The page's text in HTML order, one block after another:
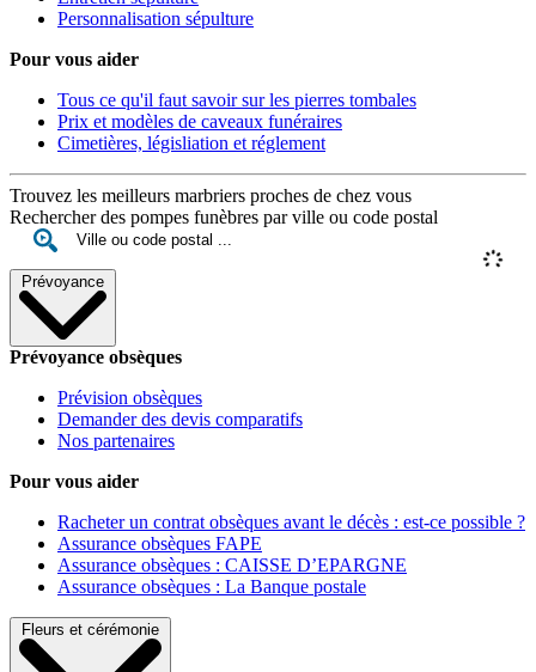
Personnalisation sépulture
Pour vous aider
Tous ce qu'il faut savoir sur les pierres tombales
Prix et modèles de caveaux funéraires
Cimetières, législiation et réglement
Trouvez les meilleurs marbriers proches de chez vous
Rechercher des pompes funèbres par ville ou code postal
Prévoyance
Prévoyance obsèques
Prévision obsèques
Demander des devis comparatifs
Nos partenaires
Pour vous aider
Racheter un contrat obsèques avant le décès : est-ce possible ?
Assurance obsèques FAPE
Assurance obsèques : CAISSE D’EPARGNE
Assurance obsèques : La Banque postale
Fleurs et cérémonie